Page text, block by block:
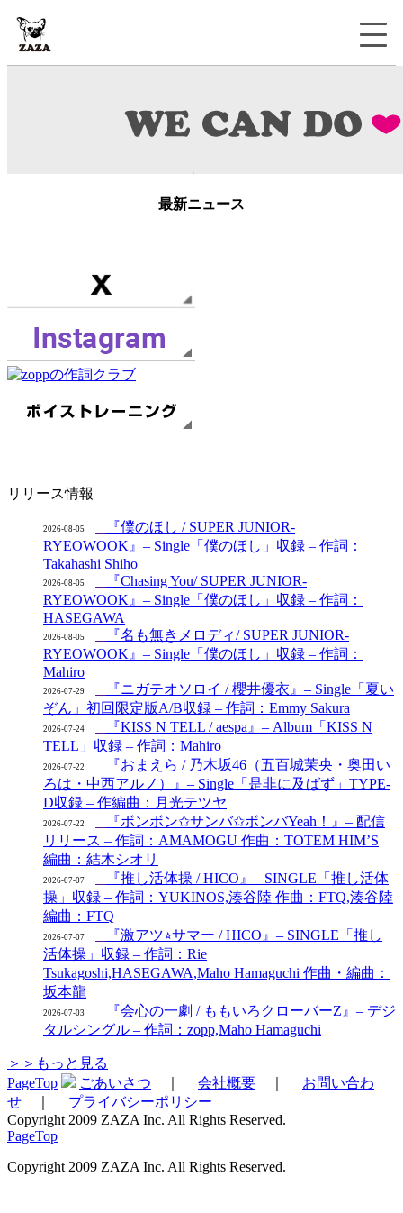
最新ニュース
リリース情報
2026-08-05
『僕のほし / SUPER JUNIOR-
RYEOWOOK』– Single「僕のほし」収録 – 作詞：
Takahashi Shiho
2026-08-05
『Chasing You/ SUPER JUNIOR-
RYEOWOOK』– Single「僕のほし」収録 – 作詞：
HASEGAWA
2026-08-05
『名も無きメロディ/ SUPER JUNIOR-
RYEOWOOK』– Single「僕のほし」収録 – 作詞：
Mahiro
2026-07-29
『ニガテオソロイ / 櫻井優衣』– Single「夏い
ぞん」初回限定版A/B収録 – 作詞：Emmy Sakura
2026-07-24
『KISS N TELL / aespa』– Album「KISS N
TELL」収録 – 作詞：Mahiro
2026-07-22
『おまえら / 乃木坂46（五百城茉央・奥田い
ろは・中西アルノ）』– Single「是非に及ばず」TYPE-
D収録 – 作編曲：月光テツヤ
2026-07-22
『ボンボン✩サンバ✩ボンバYeah！』– 配信
リリース – 作詞：AMAMOGU 作曲：TOTEM HIM’S
編曲：結木シオリ
2026-07-07
『推し活体操 / HICO』– SINGLE「推し活体
操」収録 – 作詞：YUKINOS,湊谷陸 作曲：FTQ,湊谷陸
編曲：FTQ
2026-07-07
『激アツ⭐︎サマー / HICO』– SINGLE「推し
活体操」収録 – 作詞：Rie
Tsukagoshi,HASEGAWA,Maho Hamaguchi 作曲・編曲：
坂本龍
2026-07-03
『会心の一劇 / ももいろクローバーZ』– デジ
タルシングル – 作詞：zopp,Maho Hamaguchi
＞＞もっと見る
PageTop
ごあいさつ 会社概要
お問い合わ
せ
プライバシーポリシー
Copyright 2009 ZAZA Inc. All Rights Reserved.
PageTop
Copyright 2009 ZAZA Inc. All Rights Reserved.